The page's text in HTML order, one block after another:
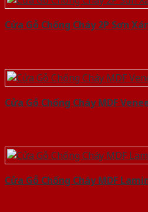
Cửa Gỗ Chống Cháy 2P Sơn
Cửa Gỗ Chống Cháy MDF
Cửa Gỗ Chống Cháy MDF